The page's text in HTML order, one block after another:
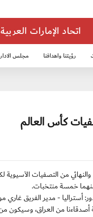
اتحاد الإمارات
رؤيتنا واهدافنا مجلس
كأس العالم
خمسة منتخبات.
أستراليا - مدير الفريق
أصدقاءنا من العراق، وسيكون